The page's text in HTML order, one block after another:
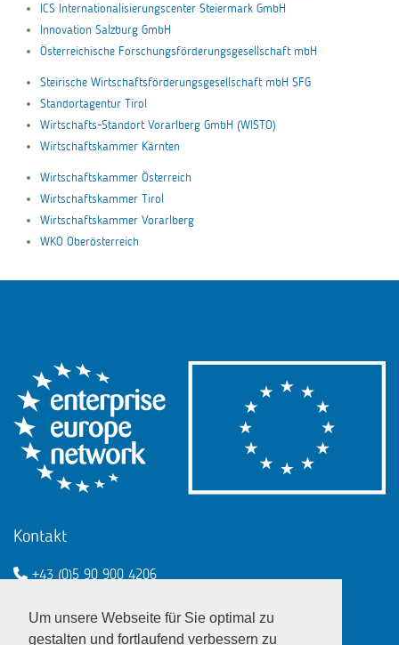
Um unsere Webseite für Sie optimal zu
gestalten und fortlaufend verbessern zu
ICS Internationalisierungscenter Steiermark GmbH
Innovation Salzburg GmbH
Österreichische Forschungsförderungsgesellschaft mbH
Steirische Wirtschaftsförderungsgesellschaft mbH SFG
Standortagentur Tirol
Wirtschafts-Standort Vorarlberg GmbH (WISTO)
Wirtschaftskammer Kärnten
Wirtschaftskammer Österreich
Wirtschaftskammer Tirol
Wirtschaftskammer Vorarlberg
WKO Oberösterreich
Kontakt
+43 (0)5 90 900 4206
Enterprise Europe Network - EU